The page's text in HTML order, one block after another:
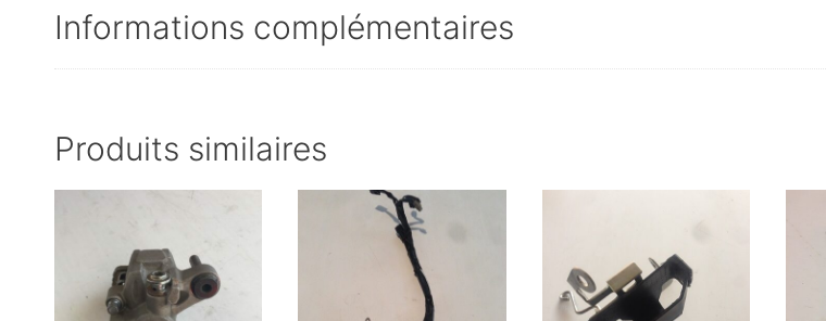
Informations complémentaires
Produits similaires